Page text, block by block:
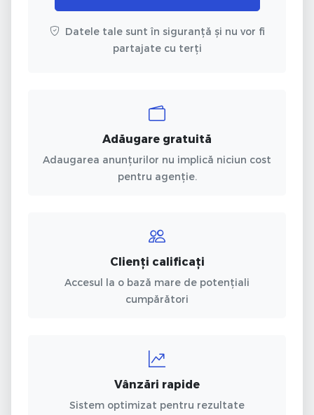
Datele tale sunt în siguranță și nu vor fi
partajate cu terți
Adăugare gratuită
Adaugarea anunțurilor nu implică niciun cost
pentru agenție.
Clienți calificați
Accesul la o bază mare de potențiali
cumpărători
Vânzări rapide
Sistem optimizat pentru rezultate